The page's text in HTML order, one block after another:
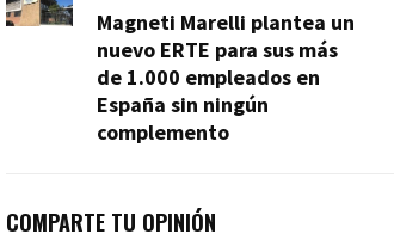
Magneti Marelli plantea un
nuevo ERTE para sus más
de 1.000 empleados en
España sin ningún
complemento
COMPARTE TU OPINIÓN